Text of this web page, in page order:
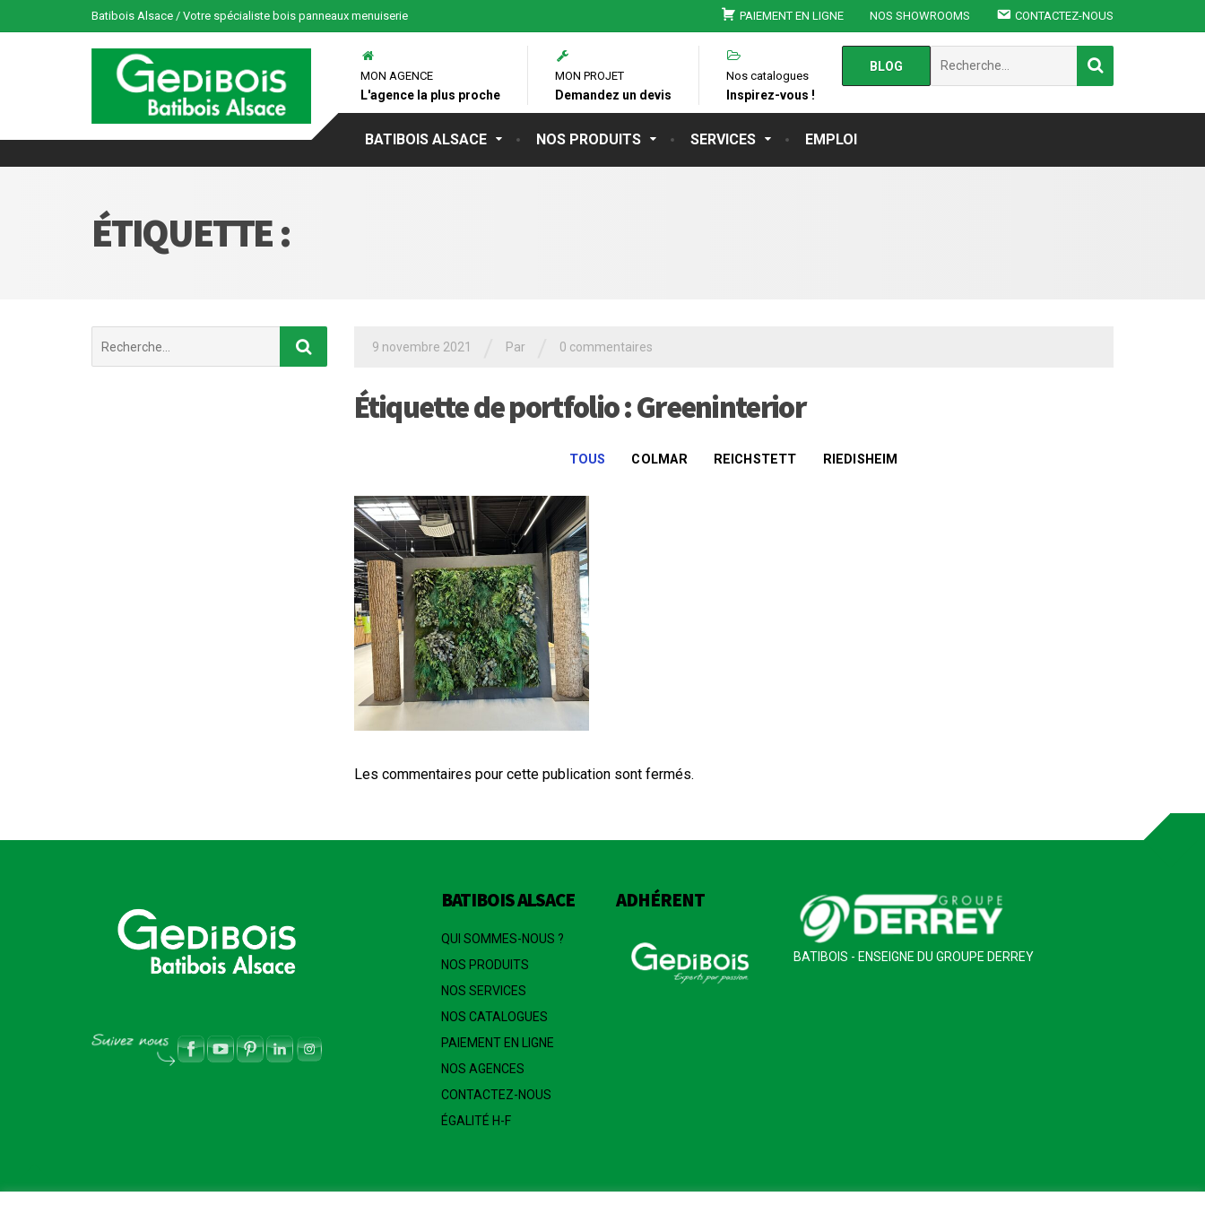
Batibois Alsace / Votre spécialiste bois panneaux menuiserie PAIEMENT EN LIGNE NOS SHOWROOMS CONTACTEZ-NOUS
BATIBOIS ALSACE NOS PRODUITS SERVICES EMPLOI
MON AGENCE
L'agence la plus proche
MON PROJET
Demandez un devis
Nos catalogues
Inspirez-vous !
BLOG
ÉTIQUETTE :
9 novembre 2021 Par 0 commentaires
Étiquette de portfolio : Greeninterior
TOUS COLMAR REICHSTETT RIEDISHEIM
Les commentaires pour cette publication sont fermés.
BATIBOIS ALSACE
QUI SOMMES-NOUS ?
NOS PRODUITS
NOS SERVICES
NOS CATALOGUES
PAIEMENT EN LIGNE
NOS AGENCES
CONTACTEZ-NOUS
ÉGALITÉ H-F
ADHÉRENT
BATIBOIS - ENSEIGNE DU GROUPE DERREY